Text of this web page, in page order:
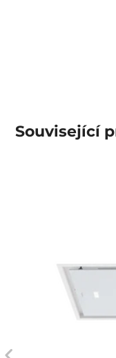
Související